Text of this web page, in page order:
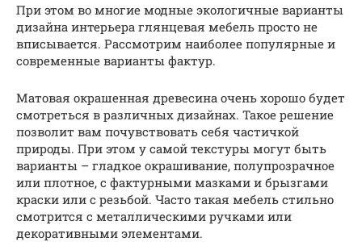
При этом во многие модные экологичные варианты
дизайна интерьера глянцевая мебель просто не
вписывается. Рассмотрим наиболее популярные и
современные варианты фактур.
Матовая окрашенная древесина очень хорошо будет
смотреться в различных дизайнах. Такое решение
позволит вам почувствовать себя частичкой
природы. При этом у самой текстуры могут быть
варианты – гладкое окрашивание, полупрозрачное
или плотное, с фактурными мазками и брызгами
краски или с резьбой. Часто такая мебель стильно
смотрится с металлическими ручками или
декоративными элементами.